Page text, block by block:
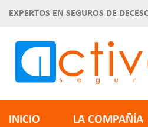
EXPERTOS EN SEGUROS DE
INICIO LA COMPAÑÍA